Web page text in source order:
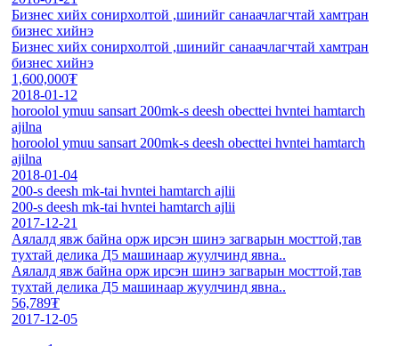
Бизнес хийх сонирхолтой ,шинийг санаачлагчтай хамтран
бизнес хийнэ
Бизнес хийх сонирхолтой ,шинийг санаачлагчтай хамтран
бизнес хийнэ
1,600,000₮
2018-01-12
horoolol ymuu sansart 200mk-s deesh obecttei hvntei hamtarch
ajilna
horoolol ymuu sansart 200mk-s deesh obecttei hvntei hamtarch
ajilna
2018-01-04
200-s deesh mk-tai hvntei hamtarch ajlii
200-s deesh mk-tai hvntei hamtarch ajlii
2017-12-21
Аялалд явж байна орж ирсэн шинэ загварын мосттой,тав
тухтай делика Д5 машинаар жуулчинд явна..
Аялалд явж байна орж ирсэн шинэ загварын мосттой,тав
тухтай делика Д5 машинаар жуулчинд явна..
56,789₮
2017-12-05